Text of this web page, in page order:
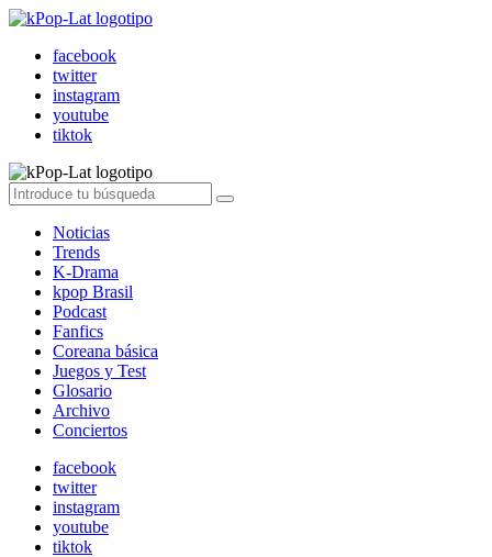
facebook
twitter
instagram
youtube
tiktok
Noticias
Trends
K-Drama
kpop Brasil
Podcast
Fanfics
Coreana básica
Juegos y Test
Glosario
Archivo
Conciertos
facebook
twitter
instagram
youtube
tiktok